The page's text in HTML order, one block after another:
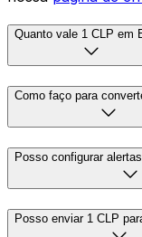
Quanto vale 1 CLP em
Como faço para
Posso configurar
Posso enviar 1 CLP